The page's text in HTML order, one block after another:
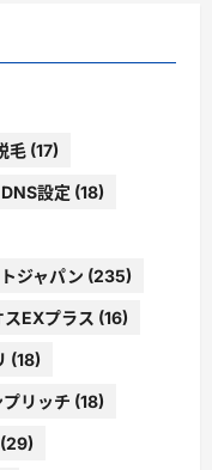
毛 (17)
DNS設定 (18)
ジャパン (235)
スEXプラス (16)
(18)
プリッチ (18)
(29)